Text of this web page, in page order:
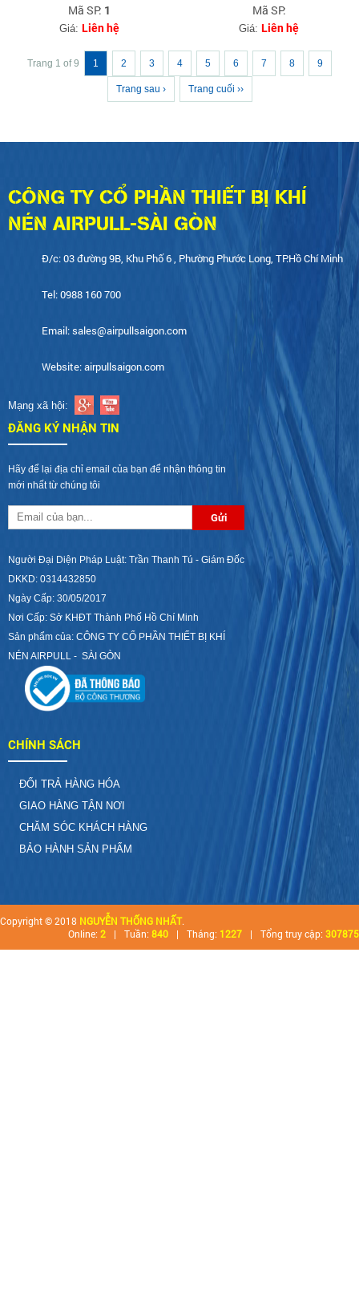
Mã SP: 1
Giá: Liên hệ
Mã SP:
Giá: Liên hệ
Trang 1 of 9 1 2 3 4 5 6 7 8 9
Trang sau › Trang cuối ››
CÔNG TY CỔ PHẦN THIẾT BỊ KHÍ
NÉN AIRPULL-SÀI GÒN
Đ/c: 03 đường 9B, Khu Phố 6 , Phường Phước Long, TP.Hồ Chí Minh
Tel: 0988 160 700
Email: sales@airpullsaigon.com
Website: airpullsaigon.com
Mạng xã hội:
ĐĂNG KÝ NHẬN TIN
Hãy để lại địa chỉ email của bạn để nhận thông tin
mới nhất từ chúng tôi
Người Đại Diện Pháp Luật: Trần Thanh Tú - Giám Đốc
DKKD: 0314432850
Ngày Cấp: 30/05/2017
Nơi Cấp: Sở KHĐT Thành Phố Hồ Chí Minh
Sản phẩm của: CÔNG TY CỔ PHẦN THIẾT BỊ KHÍ
NÉN AIRPULL - SÀI GÒN
CHÍNH SÁCH
ĐỔI TRẢ HÀNG HÓA
GIAO HÀNG TẬN NƠI
CHĂM SÓC KHÁCH HÀNG
BẢO HÀNH SẢN PHẨM
Copyright © 2018 NGUYỄN THỐNG NHẤT.
Online: 2 | Tuần: 840 | Tháng: 1227 | Tổng truy cập: 307875